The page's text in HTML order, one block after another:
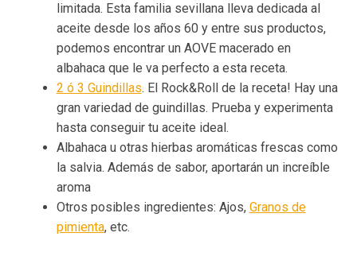
limitada. Esta familia sevillana lleva dedicada al
aceite desde los años 60 y entre sus productos,
podemos encontrar un AOVE macerado en
albahaca que le va perfecto a esta receta.
2 ó 3 Guindillas. El Rock&Roll de la receta! Hay una
gran variedad de guindillas. Prueba y experimenta
hasta conseguir tu aceite ideal.
Albahaca u otras hierbas aromáticas frescas como
la salvia. Además de sabor, aportarán un increíble
aroma
Otros posibles ingredientes: Ajos, Granos de
pimienta, etc.